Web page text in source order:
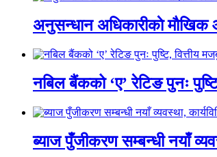
अनुसन्धान अधिकारीकाे
नबिल बैंकको ‘ए’ रेटिङ पुनः
ब्याज पुँजीकरण सम्बन्धी नयाँ